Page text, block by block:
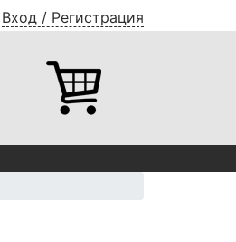
Вход / Регистрация